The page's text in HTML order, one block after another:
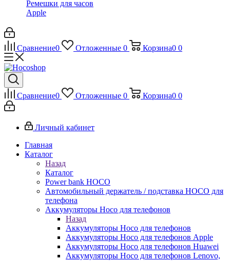
Ремешки для часов
Apple
Сравнение0 Отложенные 0 Корзина0 0
Сравнение0 Отложенные 0 Корзина0 0
Личный кабинет
Главная
Каталог
Назад
Каталог
Power bank HOCO
Автомобильный держатель / подставка HOCO для
телефона
Аккумуляторы Hoco для телефонов
Назад
Аккумуляторы Hoco для телефонов
Аккумуляторы Hoco для телефонов Apple
Аккумуляторы Hoco для телефонов Huawei
Аккумуляторы Hoco для телефонов Lenovo,